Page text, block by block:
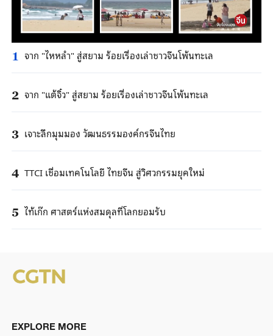
1 จาก "ไหหลํา" สู่สยาม ร้อยเรื่องเล่าชาวจีนโพ้นทะเล
2 จาก "แต้จิ๋ว" สู่สยาม ร้อยเรื่องเล่าชาวจีนโพ้นทะเล
3 เจาะลึกมุมมอง วัฒนธรรมองค์กรจีนไทย
4 TTCI เชื่อมเทคโนโลยี ไทยจีน สู่วิศวกรรมยุคใหม่
5 ไท้เก๊ก ศาสตร์แห่งสมดุลที่โลกยอมรับ
EXPLORE MORE